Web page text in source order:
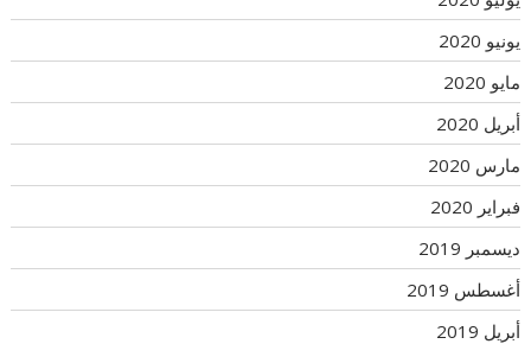
يونيو 2020
مايو 2020
أبريل 2020
مارس 2020
فبراير 2020
ديسمبر 2019
أغسطس 2019
أبريل 2019